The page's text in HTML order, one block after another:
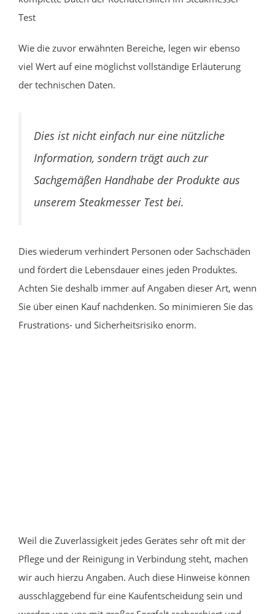
Test
Wie die zuvor erwähnten Bereiche, legen wir ebenso
viel Wert auf eine möglichst vollständige Erläuterung
der technischen Daten.
Dies ist nicht einfach nur eine nützliche
Information, sondern trägt auch zur
Sachgemäßen Handhabe der Produkte aus
unserem Steakmesser Test bei.
Dies wiederum verhindert Personen oder Sachschäden
und fördert die Lebensdauer eines jeden Produktes.
Achten Sie deshalb immer auf Angaben dieser Art, wenn
Sie über einen Kauf nachdenken. So minimieren Sie das
Frustrations- und Sicherheitsrisiko enorm.
Weil die Zuverlässigkeit jedes Gerätes sehr oft mit der
Pflege und der Reinigung in Verbindung steht, machen
wir auch hierzu Angaben. Auch diese Hinweise können
ausschlaggebend für eine Kaufentscheidung sein und